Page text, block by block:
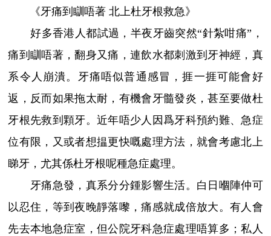
《牙痛到瞓唔著 北上杜牙根救急》
好多香港人都試過，半夜牙齒突然“針紮咁痛”，
痛到瞓唔著，翻身又痛，連飲水都刺激到牙神經，真
系令人崩潰。牙痛唔似普通感冒，捱一捱可能會好
返，反而如果拖太耐，有機會牙髓發炎，甚至要做杜
牙根先救到顆牙。近年唔少人因爲牙科預約難、急症
位有限，又或者想揾更快嘅處理方法，就會考慮北上
睇牙，尤其係杜牙根呢種急症處理。
牙痛急發，真系分分鍾影響生活。白日嗰陣仲可
以忍住，等到夜晚靜落嚟，痛感就成倍放大。有人會
先去本地急症室，但公院牙科急症處理唔算多；私人